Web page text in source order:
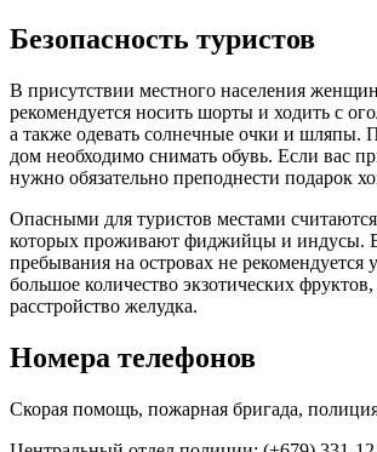
Безопасность туристов
В присутствии местного населения
рекомендуется носить шорты и ходить с
а также одевать солнечные очки и шляпы.
дом необходимо снимать обувь. Если вас
нужно обязательно преподнести подарок
Опасными для туристов местами
которых проживают фиджийцы и индусы.
пребывания на островах не рекомендуется
большое количество экзотических
расстройство желудка.
Номера телефонов
Скорая помощь, пожарная бригада,